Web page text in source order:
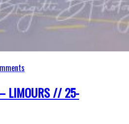
LIMOURS // 25-